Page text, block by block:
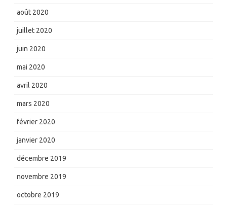
août 2020
juillet 2020
juin 2020
mai 2020
avril 2020
mars 2020
février 2020
janvier 2020
décembre 2019
novembre 2019
octobre 2019